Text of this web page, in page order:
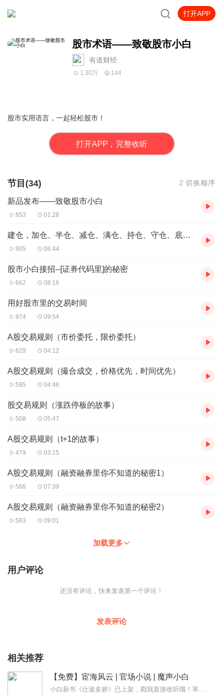
打开APP
股市术语——致敬股市小白
有道财经
1.30万 144
股市实用语言，一起轻松股市！
打开APP，完整收听
节目(34) 切换顺序
新品发布——致敬股市小白
853 01:28
建仓，加仓、半仓、减仓、满仓、持仓、守仓、底仓、空仓、斩仓、补仓，清仓，重仓
905 06:44
股市小白接招--[证券代码里]的秘密
662 08:16
用好股市里的交易时间
974 09:54
A股交易规则（市价委托，限价委托）
629 04:12
A股交易规则（撮合成交，价格优先，时间优先）
595 04:46
股交易规则（涨跌停板的故事）
508 05:47
A股交易规则（t+1的故事）
479 03:15
A股交易规则（融资融券里你不知道的秘密1）
566 07:39
A股交易规则（融资融券里你不知道的秘密2）
583 09:01
加载更多
用户评论
还没有评论，快来发表第一个评论！
发表评论
相关推荐
【免费】宦海风云 | 官场小说 | 魔声小白
小白新书《仕途多娇》已上架，戳我直接收听哦！草根出身的黄海川是一名苦逼的小公务员，女友是江城副市长千金，来自普通家庭的黄海川被女友的父母棒打鸳鸯，四年大学恋情告...